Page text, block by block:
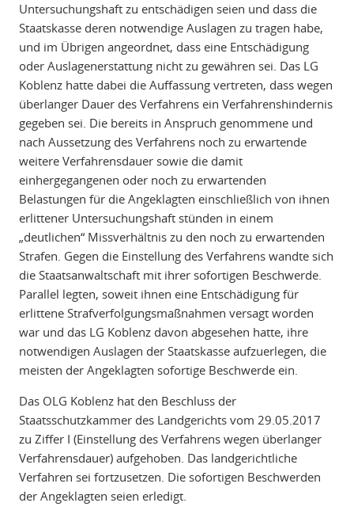
Untersuchungshaft zu entschädigen seien und dass die
Staatskasse deren notwendige Auslagen zu tragen habe,
und im Übrigen angeordnet, dass eine Entschädigung
oder Auslagenerstattung nicht zu gewähren sei. Das LG
Koblenz hatte dabei die Auffassung vertreten, dass wegen
überlanger Dauer des Verfahrens ein Verfahrenshindernis
gegeben sei. Die bereits in Anspruch genommene und
nach Aussetzung des Verfahrens noch zu erwartende
weitere Verfahrensdauer sowie die damit
einhergegangenen oder noch zu erwartenden
Belastungen für die Angeklagten einschließlich von ihnen
erlittener Untersuchungshaft stünden in einem
„deutlichen“ Missverhältnis zu den noch zu erwartenden
Strafen. Gegen die Einstellung des Verfahrens wandte sich
die Staatsanwaltschaft mit ihrer sofortigen Beschwerde.
Parallel legten, soweit ihnen eine Entschädigung für
erlittene Strafverfolgungsmaßnahmen versagt worden
war und das LG Koblenz davon abgesehen hatte, ihre
notwendigen Auslagen der Staatskasse aufzuerlegen, die
meisten der Angeklagten sofortige Beschwerde ein.
Das OLG Koblenz hat den Beschluss der
Staatsschutzkammer des Landgerichts vom 29.05.2017
zu Ziffer I (Einstellung des Verfahrens wegen überlanger
Verfahrensdauer) aufgehoben. Das landgerichtliche
Verfahren sei fortzusetzen. Die sofortigen Beschwerden
der Angeklagten seien erledigt.